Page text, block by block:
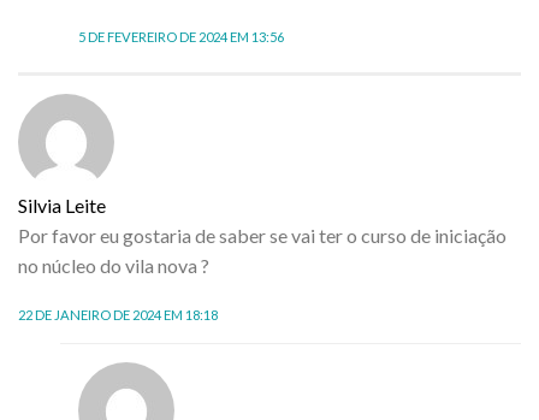
5 DE FEVEREIRO DE 2024 EM 13:56
Silvia Leite
Por favor eu gostaria de saber se vai ter o curso de iniciação
no núcleo do vila nova ?
22 DE JANEIRO DE 2024 EM 18:18